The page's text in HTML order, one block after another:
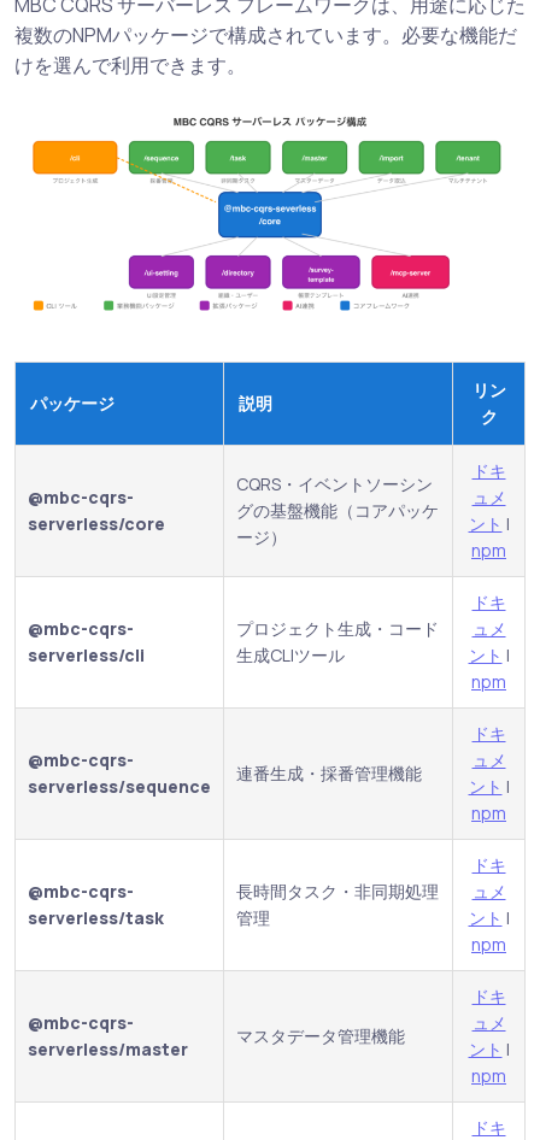
複数のNPMパッケージで構成されています。必要な機能だ
けを選んで利用できます。
パッケージ 説明
リン
ク
@mbc-cqrs-
serverless/core
CQRS・イベントソーシン
グの基盤機能（コアパッケ
ージ）
ドキ
ュメ
ント |
npm
@mbc-cqrs-
serverless/cli
プロジェクト生成・コード
生成CLIツール
ドキ
ュメ
ント |
npm
@mbc-cqrs-
serverless/sequence
連番生成・採番管理機能
ドキ
ュメ
ント |
npm
@mbc-cqrs-
serverless/task
長時間タスク・非同期処理
管理
ドキ
ュメ
ント |
npm
@mbc-cqrs-
serverless/master
マスタデータ管理機能
ドキ
ュメ
ント |
npm
ドキ